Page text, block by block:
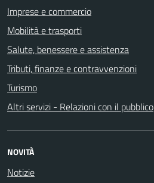
Imprese e commercio
Mobilità e trasporti
Salute, benessere e assistenza
Tributi, finanze e contravvenzioni
Turismo
Altri servizi - Relazioni con il pubblico
NOVITÀ
Notizie